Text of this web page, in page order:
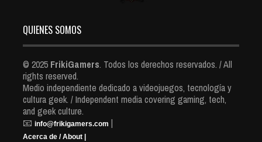
QUIENES SOMOS
© 2025 FrikiGamers. Todos los derechos reservados. / All
rights reserved.
Medio independiente dedicado a videojuegos, tecnología y
cultura geek. / Independent media covering gaming, tech,
and geek culture.
📧 info@frikigamers.com |
Acerca de / About |